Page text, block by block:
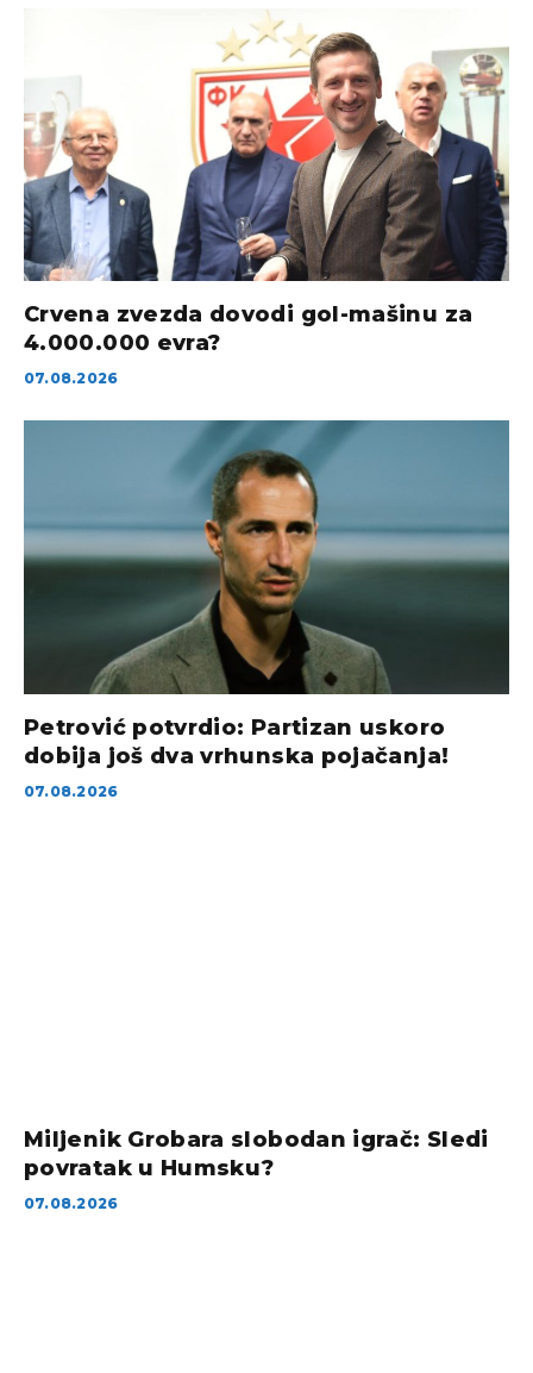
Crvena zvezda dovodi gol-mašinu za
4.000.000 evra?
07.08.2026
Petrović potvrdio: Partizan uskoro
dobija još dva vrhunska pojačanja!
07.08.2026
Miljenik Grobara slobodan igrač: Sledi
povratak u Humsku?
07.08.2026